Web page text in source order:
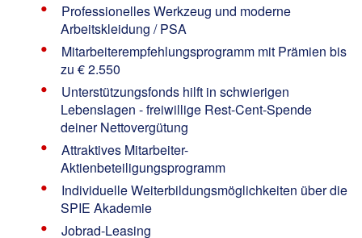
Professionelles Werkzeug und moderne
Arbeitskleidung / PSA
Mitarbeiterempfehlungsprogramm mit Prämien bis
zu € 2.550
Unterstützungsfonds hilft in schwierigen
Lebenslagen - freiwillige Rest-Cent-Spende
deiner Nettovergütung
Attraktives Mitarbeiter-
Aktienbeteiligungsprogramm
Individuelle Weiterbildungsmöglichkeiten über die
SPIE Akademie
Jobrad-Leasing